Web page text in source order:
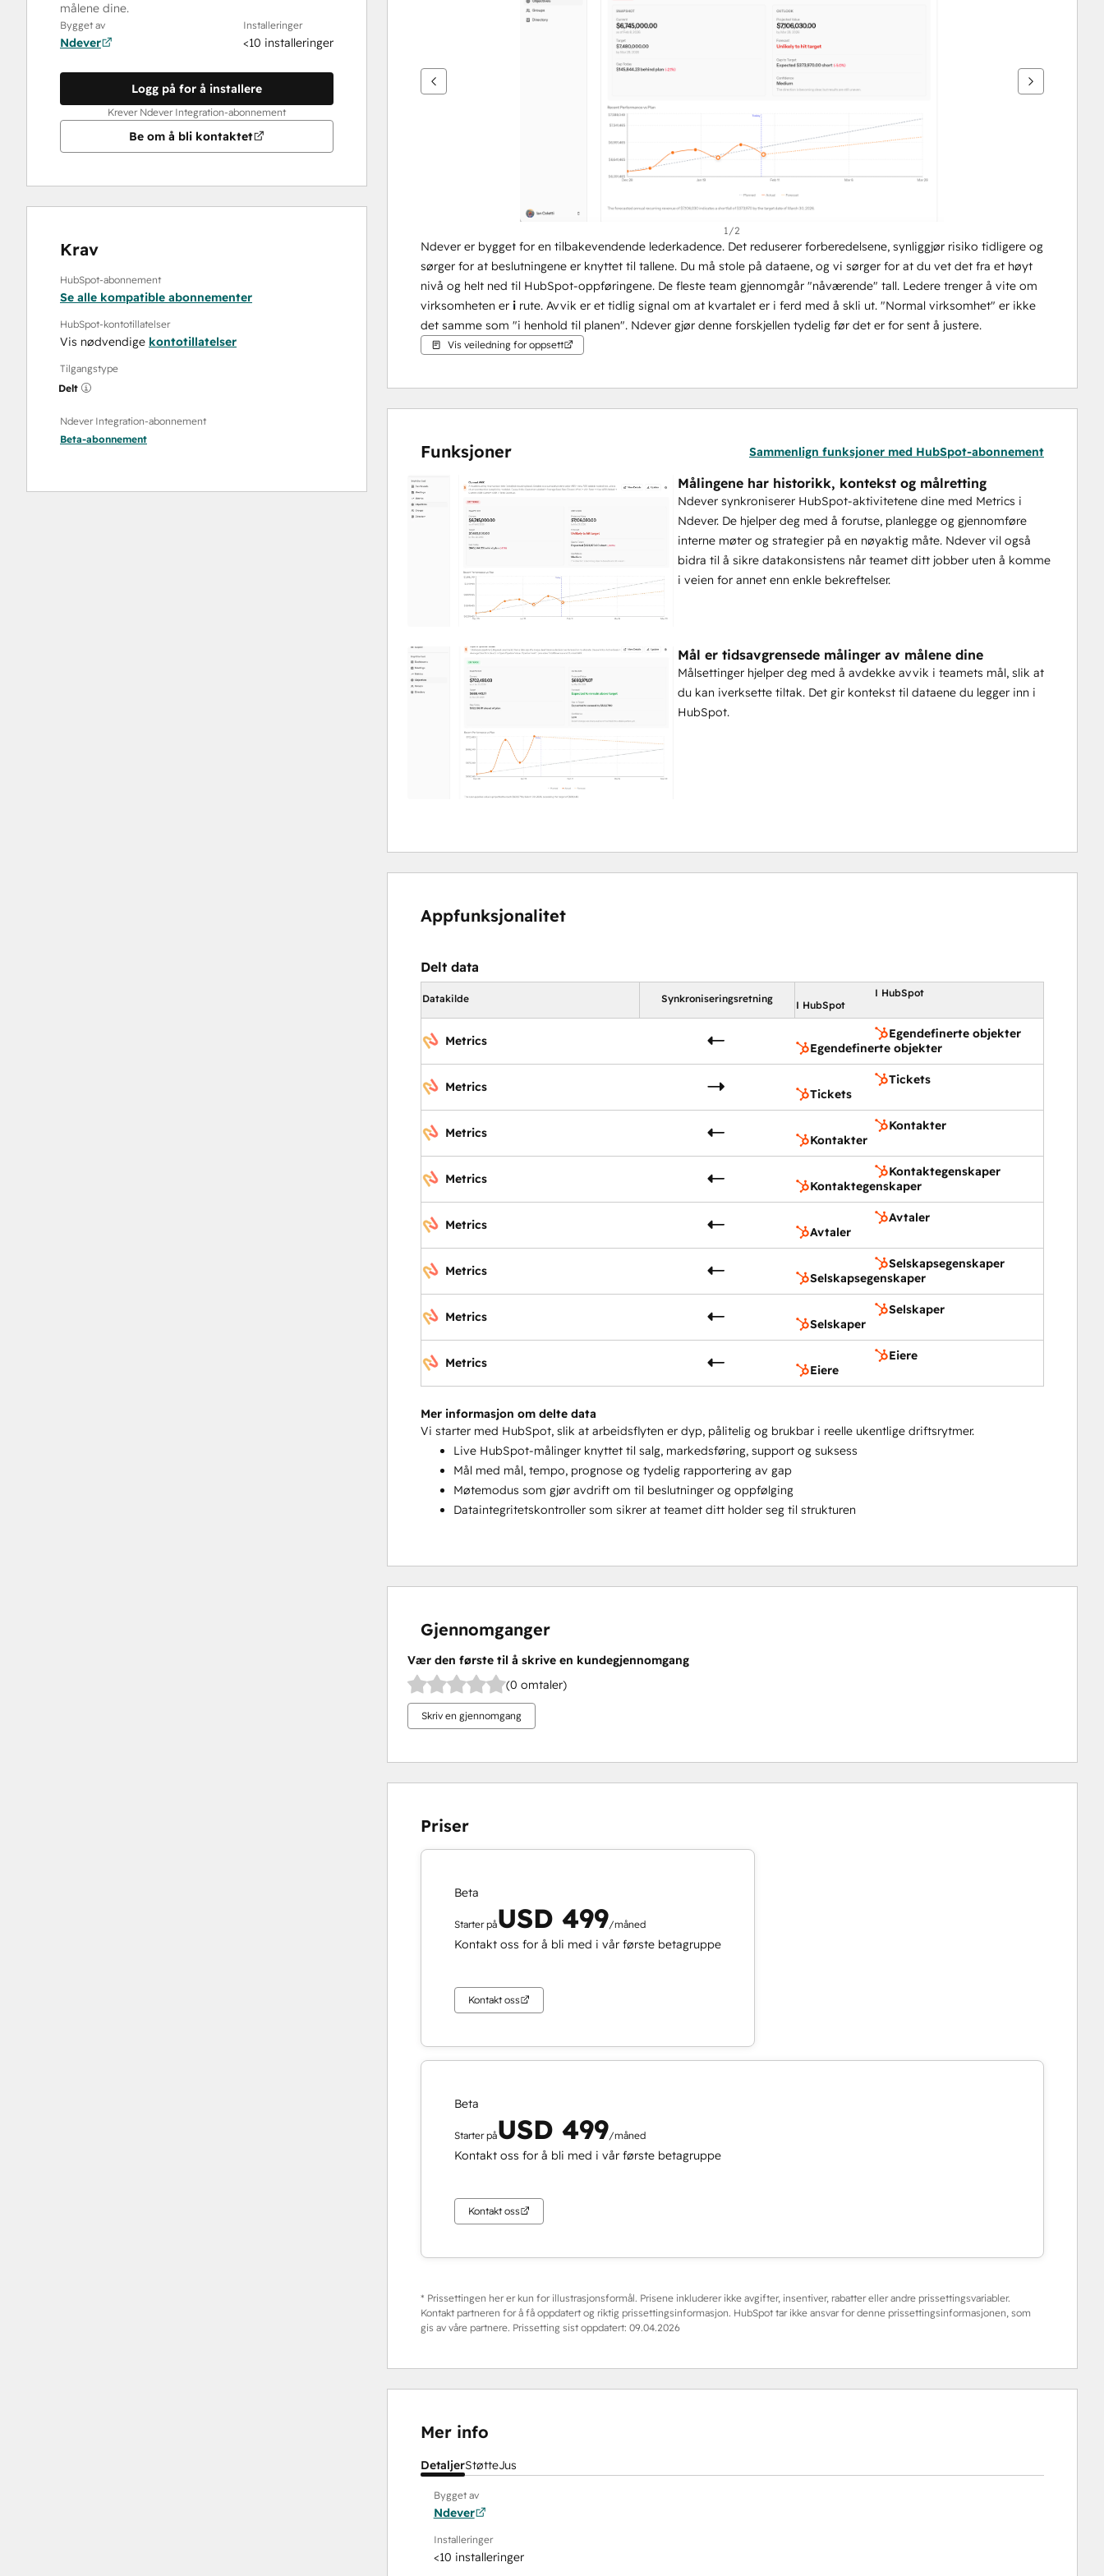
målene dine.
Bygget av
Ndever
Installeringer
<10 installeringer
Logg på for å installere
Krever Ndever Integration-abonnement
Be om å bli kontaktet
Krav
HubSpot-abonnement
Se alle kompatible abonnementer
HubSpot-kontotillatelser
Vis nødvendige kontotillatelser
Tilgangstype
Delt
Ndever Integration-abonnement
Beta-abonnement
1/2
Ndever er bygget for en tilbakevendende lederkadence. Det reduserer forberedelsene, synliggjør risiko tidligere og
sørger for at beslutningene er knyttet til tallene. Du må stole på dataene, og vi sørger for at du vet det fra et høyt
nivå og helt ned til HubSpot-oppføringene. De fleste team gjennomgår "nåværende" tall. Ledere trenger å vite om
virksomheten er i rute. Avvik er et tidlig signal om at kvartalet er i ferd med å skli ut. "Normal virksomhet" er ikke
det samme som "i henhold til planen". Ndever gjør denne forskjellen tydelig før det er for sent å justere.
Vis veiledning for oppsett
Funksjoner Sammenlign funksjoner med HubSpot-abonnement
Målingene har historikk, kontekst og målretting
Ndever synkroniserer HubSpot-aktivitetene dine med Metrics i
Ndever. De hjelper deg med å forutse, planlegge og gjennomføre
interne møter og strategier på en nøyaktig måte. Ndever vil også
bidra til å sikre datakonsistens når teamet ditt jobber uten å komme
i veien for annet enn enkle bekreftelser.
Mål er tidsavgrensede målinger av målene dine
Målsettinger hjelper deg med å avdekke avvik i teamets mål, slik at
du kan iverksette tiltak. Det gir kontekst til dataene du legger inn i
HubSpot.
Appfunksjonalitet
Delt data
Datakilde Synkroniseringsretning
I HubSpot
I HubSpot
Metrics
Egendefinerte objekter
Egendefinerte objekter
Metrics
Tickets
Tickets
Metrics
Kontakter
Kontakter
Metrics
Kontaktegenskaper
Kontaktegenskaper
Metrics
Avtaler
Avtaler
Metrics
Selskapsegenskaper
Selskapsegenskaper
Metrics
Selskaper
Selskaper
Metrics
Eiere
Eiere
Mer informasjon om delte data
Vi starter med HubSpot, slik at arbeidsflyten er dyp, pålitelig og brukbar i reelle ukentlige driftsrytmer.
Live HubSpot-målinger knyttet til salg, markedsføring, support og suksess
Mål med mål, tempo, prognose og tydelig rapportering av gap
Møtemodus som gjør avdrift om til beslutninger og oppfølging
Dataintegritetskontroller som sikrer at teamet ditt holder seg til strukturen
Gjennomganger
Vær den første til å skrive en kundegjennomgang
(0 omtaler)
Skriv en gjennomgang
Priser
Beta
Starter påUSD 499/måned
Kontakt oss for å bli med i vår første betagruppe
Kontakt oss
Beta
Starter påUSD 499/måned
Kontakt oss for å bli med i vår første betagruppe
Kontakt oss
* Prissettingen her er kun for illustrasjonsformål. Prisene inkluderer ikke avgifter, insentiver, rabatter eller andre prissettingsvariabler.
Kontakt partneren for å få oppdatert og riktig prissettingsinformasjon. HubSpot tar ikke ansvar for denne prissettingsinformasjonen, som
gis av våre partnere. Prissetting sist oppdatert: 09.04.2026
Mer info
DetaljerStøtteJus
Bygget av
Ndever
Installeringer
<10 installeringer